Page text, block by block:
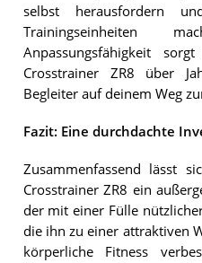
selbst herausfordern
Trainingseinheiten
Anpassungsfähigkeit
Crosstrainer ZR8 über
Begleiter auf deinem Weg
Fazit: Eine durchdachte
Zusammenfassend lässt
Crosstrainer ZR8 ein
der mit einer Fülle
die ihn zu einer attraktiven
körperliche Fitness